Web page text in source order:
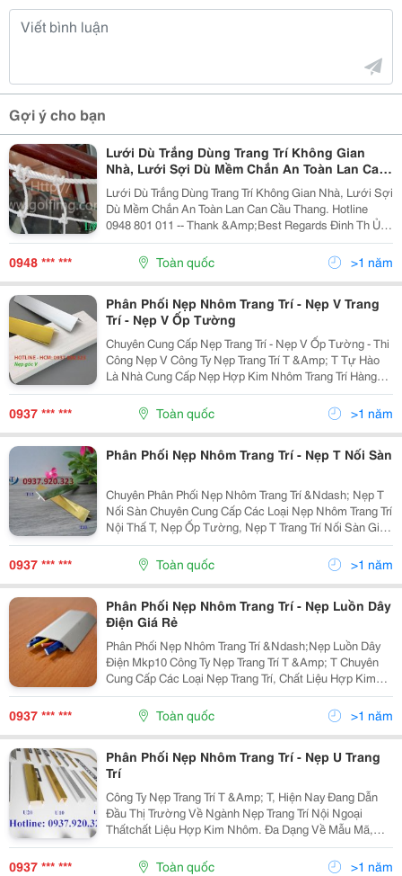
Gợi ý cho bạn
Lưới Dù Trắng Dùng Trang Trí Không Gian
Nhà, Lưới Sợi Dù Mềm Chắn An Toàn Lan Can
Cầu Thang
Lưới Dù Trắng Dùng Trang Trí Không Gian Nhà, Lưới Sợi
Dù Mềm Chắn An Toàn Lan Can Cầu Thang. Hotline
0948 801 011 -- Thank &Amp;Best Regards Đinh Th Ủy -
094 880 1011 Email: Thithuy.img@Gmail.com; C Ông Ty
0948 *** *** Toàn quốc >1 năm
Phân Phối Nẹp Nhôm Trang Trí - Nẹp V Trang
Trí - Nẹp V Ốp Tường
Chuyên Cung Cấp Nẹp Trang Trí - Nẹp V Ốp Tường - Thi
Công Nẹp V Công Ty Nẹp Trang Trí T &Amp; T Tự Hào
Là Nhà Cung Cấp Nẹp Hợp Kim Nhôm Trang Trí Hàng
Đầu Việt Nam. Chuyên Cung Cấp Các Sản Phẩm Nẹp
Trang Trí Kim Loại , Nẹp V Nhựa Pvc, Nẹp V Trang...
0937 *** *** Toàn quốc >1 năm
Phân Phối Nẹp Nhôm Trang Trí - Nẹp T Nối Sàn
Chuyên Phân Phối Nẹp Nhôm Trang Trí &Ndash; Nẹp T
Nối Sàn Chuyên Cung Cấp Các Loại Nẹp Nhôm Trang Trí
Nội Thấ T, Nẹp Ốp Tường, Nẹp T Trang Trí Nối Sàn Giá
Rẻ Cho Đại Lý, Công Trình, Dự Án, Nhà Thầu, Khách
0937 *** *** Toàn quốc >1 năm
Phân Phối Nẹp Nhôm Trang Trí - Nẹp Luồn Dây
Điện Giá Rẻ
Phân Phối Nẹp Nhôm Trang Trí &Ndash;Nẹp Luồn Dây
Điện Mkp10 Công Ty Nẹp Trang Trí T &Amp; T Chuyên
Cung Cấp Các Loại Nẹp Trang Trí, Chất Liệu Hợp Kim
Nhôm. Ngoài Những Sản Phẩm Nẹp Dành Cho Ngành
Thiết Kế, Xây Dựng, Sàn Gỗ. Chúng Tôi Còn Cung...
0937 *** *** Toàn quốc >1 năm
Phân Phối Nẹp Nhôm Trang Trí - Nẹp U Trang
Trí
Công Ty Nẹp Trang Trí T &Amp; T, Hiện Nay Đang Dẫn
Đầu Thị Trường Về Ngành Nẹp Trang Trí Nội Ngoại
Thấtchất Liệu Hợp Kim Nhôm. Đa Dạng Về Mẫu Mã,
Quy Cách, Ứng Dụng Rộng Rãi Cho Nhiều Phong Cách
Thi Công Thiết Kế Khác Nhau. Bên Cạnh Các Dòng Sản
0937 *** *** Toàn quốc >1 năm